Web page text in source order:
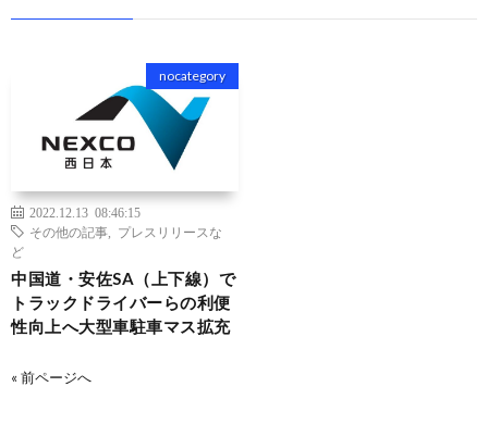
nocategory
2022.12.13 08:46:15
その他の記事
プレスリリースな
ど
中国道・安佐SA（上下線）で
トラックドライバーらの利便
性向上へ大型車駐車マス拡充
« 前ページへ